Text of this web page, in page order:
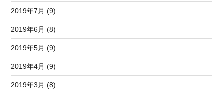
2019年7月 (9)
2019年6月 (8)
2019年5月 (9)
2019年4月 (9)
2019年3月 (8)